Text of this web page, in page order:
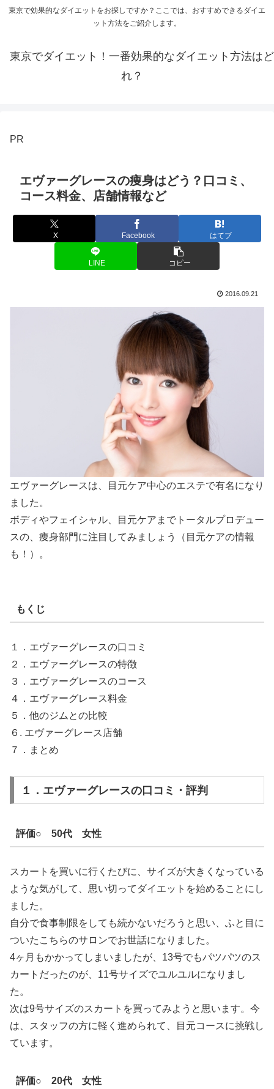
東京で効果的なダイエットをお探しですか？ここでは、おすすめできるダイエ
ット方法をご紹介します。
東京でダイエット！一番効果的なダイエット方法はど
れ？
PR
エヴァーグレースの痩身はどう？口コミ、
コース料金、店舗情報など
X Facebook はてブ
LINE コピー
2016.09.21
エヴァーグレースは、目元ケア中心のエステで有名になり
ました。
ボディやフェイシャル、目元ケアまでトータルプロデュー
スの、痩身部門に注目してみましょう（目元ケアの情報
も！）。
もくじ
１．エヴァーグレースの口コミ
２．エヴァーグレースの特徴
３．エヴァーグレースのコース
４．エヴァーグレース料金
５．他のジムとの比較
６. エヴァーグレース店舗
７．まとめ
１．エヴァーグレースの口コミ・評判
評価○ 50代 女性
スカートを買いに行くたびに、サイズが大きくなっている
ような気がして、思い切ってダイエットを始めることにし
ました。
自分で食事制限をしても続かないだろうと思い、ふと目に
ついたこちらのサロンでお世話になりました。
4ヶ月もかかってしまいましたが、13号でもパツパツのス
カートだったのが、11号サイズでユルユルになりまし
た。
次は9号サイズのスカートを買ってみようと思います。今
は、スタッフの方に軽く進められて、目元コースに挑戦し
ています。
評価○ 20代 女性